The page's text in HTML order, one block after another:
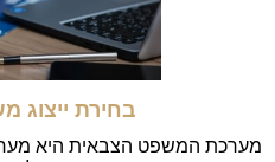
בחירת ייצוג
מערכת המשפט הצבאית היא